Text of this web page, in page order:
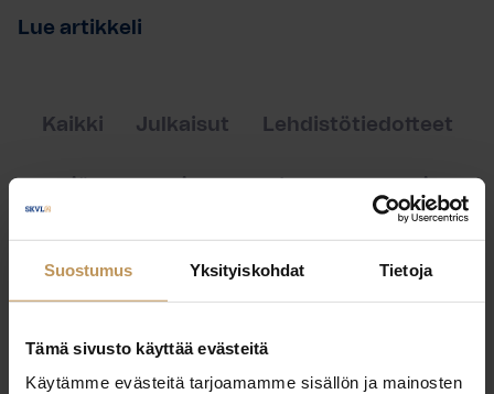
Suostumus Yksityiskohdat Tietoja
Tämä sivusto käyttää evästeitä
Käytämme evästeitä tarjoamamme sisällön ja mainosten
Lue artikkeli
Kaikki Julkaisut Lehdistötiedotteet